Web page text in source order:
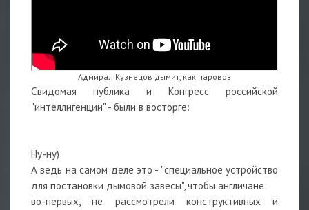
Адмирал Кузнецов дымит, как паровоз
Свидомая публика и Конгресс российской
"интеллигенции" - были в восторге:
Ну-ну)
А ведь на самом деле это - "специальное устройство
для постановки дымовой завесы", чтобы англичане:
во-первых, не рассмотрели конструктивных и